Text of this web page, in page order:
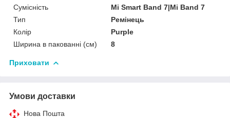
Сумісність
Mi Smart Band 7|Mi Band 7
Тип
Ремінець
Колір
Purple
Ширина в пакованні (см)
8
Приховати
Умови доставки
Нова Пошта